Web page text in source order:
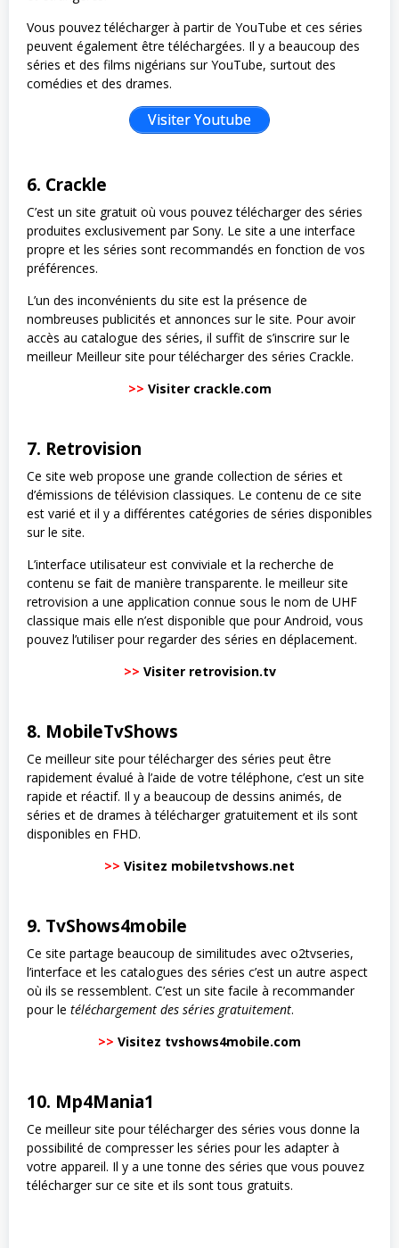
Vous pouvez télécharger à partir de YouTube et ces séries
peuvent également être téléchargées. Il y a beaucoup des
séries et des films nigérians sur YouTube, surtout des
comédies et des drames.
Visiter Youtube
6. Crackle
C’est un site gratuit où vous pouvez télécharger des séries
produites exclusivement par Sony. Le site a une interface
propre et les séries sont recommandés en fonction de vos
préférences.
L’un des inconvénients du site est la présence de
nombreuses publicités et annonces sur le site. Pour avoir
accès au catalogue des séries, il suffit de s’inscrire sur le
meilleur Meilleur site pour télécharger des séries Crackle.
>> Visiter crackle.com
7. Retrovision
Ce site web propose une grande collection de séries et
d’émissions de télévision classiques. Le contenu de ce site
est varié et il y a différentes catégories de séries disponibles
sur le site.
L’interface utilisateur est conviviale et la recherche de
contenu se fait de manière transparente. le meilleur site
retrovision a une application connue sous le nom de UHF
classique mais elle n’est disponible que pour Android, vous
pouvez l’utiliser pour regarder des séries en déplacement.
>> Visiter retrovision.tv
8. MobileTvShows
Ce meilleur site pour télécharger des séries peut être
rapidement évalué à l’aide de votre téléphone, c’est un site
rapide et réactif. Il y a beaucoup de dessins animés, de
séries et de drames à télécharger gratuitement et ils sont
disponibles en FHD.
>> Visitez mobiletvshows.net
9. TvShows4mobile
Ce site partage beaucoup de similitudes avec o2tvseries,
l’interface et les catalogues des séries c’est un autre aspect
où ils se ressemblent. C’est un site facile à recommander
pour le téléchargement des séries gratuitement.
>> Visitez tvshows4mobile.com
10. Mp4Mania1
Ce meilleur site pour télécharger des séries vous donne la
possibilité de compresser les séries pour les adapter à
votre appareil. Il y a une tonne des séries que vous pouvez
télécharger sur ce site et ils sont tous gratuits.